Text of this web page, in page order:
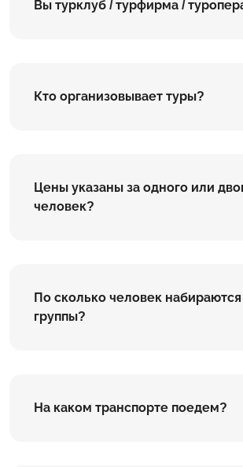
Вы турклуб / турфирма /
Кто организовывает туры?
Цены указаны за одного или
человек?
По сколько человек набираются
группы?
На каком транспорте поедем?